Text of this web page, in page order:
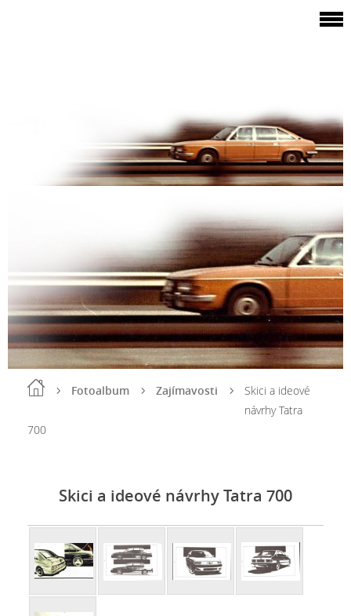
Fotoalbum Zajímavosti
Skici a ideové
návrhy Tatra
700
Skici a ideové návrhy Tatra 700